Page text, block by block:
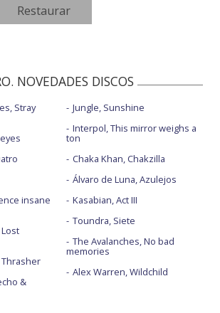
NOVEDADES DISCOS
Stray
insane
&
Jungle, Sunshine
Interpol, This mirror weighs a
ton
Chaka Khan, Chakzilla
Álvaro de Luna, Azulejos
Kasabian, Act III
Toundra, Siete
The Avalanches, No bad
memories
Alex Warren, Wildchild